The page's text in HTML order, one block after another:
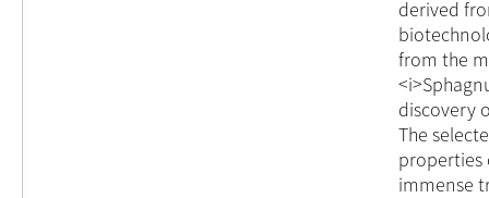
derived
from the
discovery
The
properties
immense